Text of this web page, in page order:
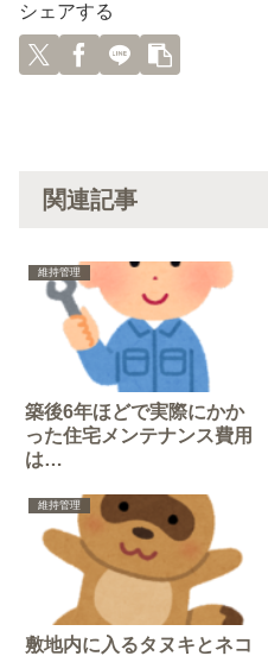
シェアする
関連記事
維持管理
築後6年ほどで実際にかか
った住宅メンテナンス費用
は…
維持管理
敷地内に入るタヌキとネコ